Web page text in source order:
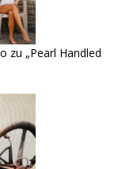
zu „Pearl Handled